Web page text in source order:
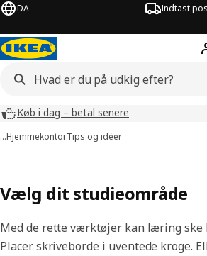
DA Indtast
Køb i dag – betal senere
…HjemmekontorTips og idéer
Vælg dit studieområde
Med de rette værktøjer kan læring ske
Placer skriveborde i uventede kroge.